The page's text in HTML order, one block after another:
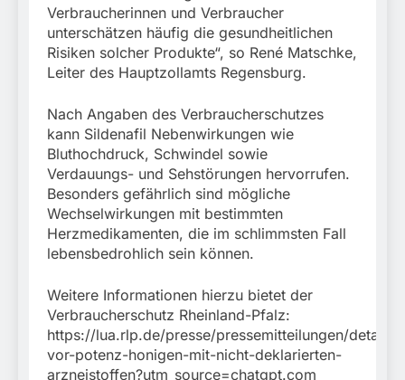
Verbraucherinnen und Verbraucher
unterschätzen häufig die gesundheitlichen
Risiken solcher Produkte“, so René Matschke,
Leiter des Hauptzollamts Regensburg.
Nach Angaben des Verbraucherschutzes
kann Sildenafil Nebenwirkungen wie
Bluthochdruck, Schwindel sowie
Verdauungs- und Sehstörungen hervorrufen.
Besonders gefährlich sind mögliche
Wechselwirkungen mit bestimmten
Herzmedikamenten, die im schlimmsten Fall
lebensbedrohlich sein können.
Weitere Informationen hierzu bietet der
Verbraucherschutz Rheinland-Pfalz:
https://lua.rlp.de/presse/pressemitteilungen/detail/
vor-potenz-honigen-mit-nicht-deklarierten-
arzneistoffen?utm_source=chatgpt.com